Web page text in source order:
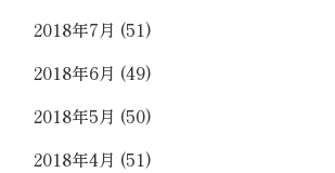
2018年7月 (51)
2018年6月 (49)
2018年5月 (50)
2018年4月 (51)